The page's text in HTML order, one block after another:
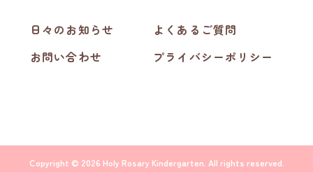
日々のお知らせ
よくあるご質問
お問い合わせ
プライバシーポリシー
Copyright © 2026 Holy Rosary Kindergarten. All rights reserved.